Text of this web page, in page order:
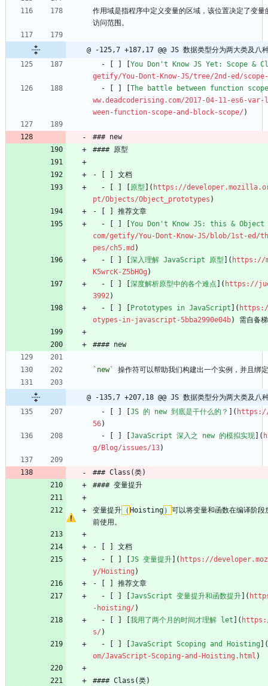
作用域是指程序中定义变量的区域，该位置决定了变
访问范围。
@ -125,7 +187,17 @@ JS 数据类型分为两大类及八
  - [ ] [
You Don't Know JS Yet: Scope &
getify/You-Dont-Know-JS/tree/2nd-ed/
  - [ ] [
The battle between function
ww.deadcoderising.com/2017-04-11-es6-
ween-function-scope-and-block-scope/ )
### new
#### 原型
- [ ] 文档
  - [ ] [
原型 ]( https://
pt/Objects/Object_prototypes )
- [ ] 推荐文章
  - [ ] [
You Don't Know JS: this & Object
com/getify/You-Dont-Know-JS/blob/1st-ed/
pes/ch5.md )
  - [ ] [
深入理解 JavaScript 原型 ]( https://
K5wrcK-Z5bHOg )
  - [ ] [
深度解析原型中的各个难点 ]( https://
3992)
  - [ ] [
Prototypes in JavaScript ](
otypes-in-javascript-5bba2990e04b) 需自备
#### new
`new` 操作符可以帮助我们构建出一个实例，并且绑
@ -135,7 +207,18 @@ JS 数据类型分为两大类及八
  - [ ] [
JS 的 new 到底是干什么的？ ]( https://
56)
  - [ ] [
JavaScript 深入之 new 的模拟实现 ](
g/Blog/issues/13)
### Class(类)
#### 变量提升
变量提升 （ Hoisting ） 可以将变量和函数在编译阶段
前使用。
- [ ] 文档
  - [ ] [
JS 变量提升 ]( https://
y/Hoisting )
- [ ] 推荐文章
  - [ ] [
JavsScript 变量提升和函数提升 ](
-hoisting/ )
  - [ ] [
我用了两个月的时间才理解 let ](
s/ )
  - [ ] [
JavaScript Scoping and Hoisting ](
om/JavaScript-Scoping-and-Hoisting.html )
#### Class(类)